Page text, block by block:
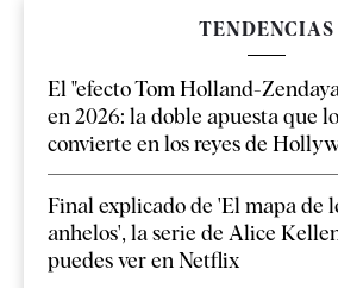
TENDENCIAS
El "efecto Tom Holland-
en 2026: la doble apuesta que
convierte en los reyes de
Final explicado de 'El mapa de
anhelos', la serie de Alice
puedes ver en Netflix